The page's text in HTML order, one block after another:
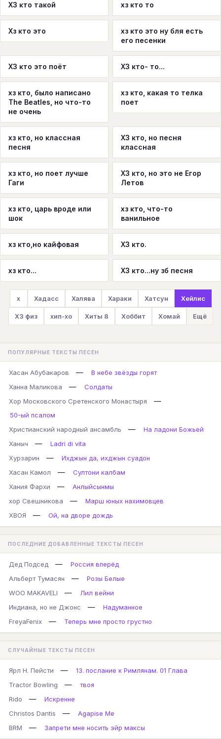
ХЗ кто такой хз кто то
Хз кто это
хз кто это ну бля есть
его песенки
ХЗ кто это поёт ХЗ кто- то...
хз кто, было написано
The Beatles, но что-то
не очень
хз кто, какая то телка
поет
хз кто, но классная
песня
ХЗ кто, но песня
классная
хз кто, но поет лучше
Гаги
ХЗ кто, но это не Егор
Летов
хз кто, царь вроде или
шок
хз кто, что-то
ванильное
хз кто,но кайфовая ХЗ кто.
хз кто... ХЗ кто...ну зб песня
х Хадасс Халява Хараки Хатсун Хейлис
ХЗ физ хип-хо Хиты 8 Хоббит Хомай Ещё
ПОПУЛЯРНЫЕ ТЕКСТЫ ПЕСЕН
Хасан Абубакаров —
В небе звёзды горят
Ханна Маликова
—
Солдаты
Хор Московского Сретенского Монастыря
—
50-ый псалом
Христианский народный ансамбль
—
На ладони Божьей
Ханыч
—
Ladri di vita
Хурзарин
—
Ихджын да, ихджын суадон
Хасан Камол
—
Султони калбам
Хания Фархи
—
Анлыйсынмы
хор Свешникова
—
Марш юных нахимовцев
ХВОЯ
— Ой, на дворе дождь
ПОСЛЕДНИЕ ДОБАВЛЕННЫЕ ТЕКСТЫ ПЕСЕН
Дед Подсед —
Россия вперёд
Альберт Тумасян
—
Розы Белые
WOO MAKAVELI
—
Лил вейни
Индиана, но не Джонс
—
Надуманное
FreyaFenix
— Теперь мне просто грустно
СЛУЧАЙНЫЕ ТЕКСТЫ ПЕСЕН
Ярл Н. Пейсти —
13. послание к Римлянам. 01 Глава
Tractor Bowling
—
твоя
Rido
—
Искренне
Christos Dantis
—
Agapise Me
BRM
— Запрети мне носить эйр максы